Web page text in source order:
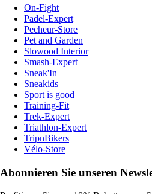
On-Fight
Padel-Expert
Pecheur-Store
Pet and Garden
Slowood Interior
Smash-Expert
Sneak'In
Sneakids
Sport is good
Training-Fit
Trek-Expert
Triathlon-Expert
TripnBikers
Vélo-Store
Abonnieren Sie unseren